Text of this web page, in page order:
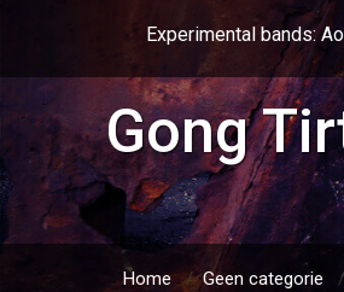
Experimental bands:
Gong
Home/Geen categorie /